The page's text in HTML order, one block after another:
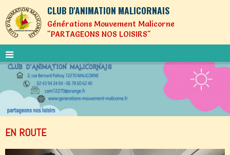
CLUB D'ANIMATION MALICORNAIS
Générations Mouvement Malicorne
"PARTAGEONS NOS LOISIRS"
EN ROUTE